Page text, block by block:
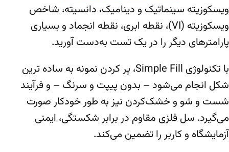
ویسکوزیته سینماتیک و دینامیک، دانسیته، شاخص
ویسکوزیته (VI)، نقطه ابری، نقطه انجماد و بسیاری
پارامترهای دیگر را در یک تست به‌دست آورید.
با تکنولوژی Simple Fill، پر کردن نمونه به ساده ترین
شکل انجام می‌شود – بدون پیپت و سرنگ – و فرآیند
شست و شو و خشک‌کردن نیز به طور خودکار صورت
می‌گیرد. سل فلزی مقاوم در برابر شکستگی، ایمنی
آزمایشگاه و کاربر را تضمین می‌کند.